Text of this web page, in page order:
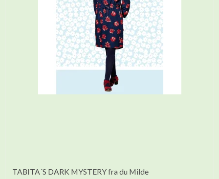
TABITA´S DARK MYSTERY fra du Milde